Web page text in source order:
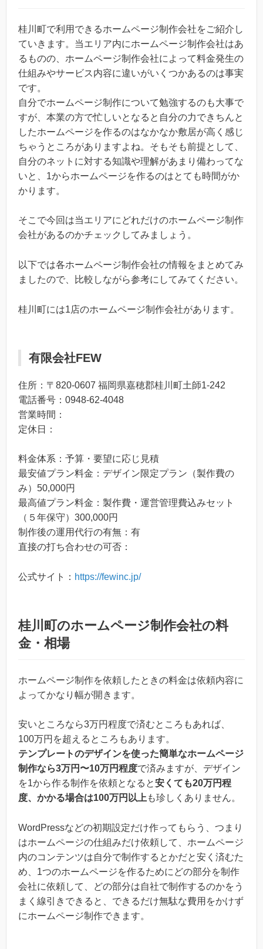
桂川町で利用できるホームページ制作会社をご紹介し
ていきます。当エリア内にホームページ制作会社はあ
るものの、ホームページ制作会社によって料金発生の
仕組みやサービス内容に違いがいくつかあるのは事実
です。
自分でホームページ制作について勉強するのも大事で
すが、本業の方で忙しいとなると自分の力できちんと
したホームページを作るのはなかなか敷居が高く感じ
ちゃうところがありますよね。そもそも前提として、
自分のネットに対する知識や理解があまり備わってな
いと、1からホームページを作るのはとても時間がか
かります。
そこで今回は当エリアにどれだけのホームページ制作
会社があるのかチェックしてみましょう。
以下では各ホームページ制作会社の情報をまとめてみ
ましたので、比較しながら参考にしてみてください。
桂川町には1店のホームページ制作会社があります。
有限会社FEW
住所：〒820-0607 福岡県嘉穂郡桂川町土師1-242
電話番号：0948-62-4048
営業時間：
定休日：
料金体系：予算・要望に応じ見積
最安値プラン料金：デザイン限定プラン（製作費の
み）50,000円
最高値プラン料金：製作費・運営管理費込みセット
（５年保守）300,000円
制作後の運用代行の有無：有
直接の打ち合わせの可否：
公式サイト： https://fewinc.jp/
桂川町のホームページ制作会社の料
金・相場
ホームページ制作を依頼したときの料金は依頼内容に
よってかなり幅が開きます。
安いところなら3万円程度で済むところもあれば、
100万円を超えるところもあります。
テンプレートのデザインを使った簡単なホームページ
制作なら3万円〜10万円程度で済みますが、デザイン
を1から作る制作を依頼となると安くても20万円程
度、かかる場合は100万円以上 も珍しくありません。
WordPressなどの初期設定だけ作ってもらう、つまり
はホームページの仕組みだけ依頼して、ホームページ
内のコンテンツは自分で制作するとかだと安く済むた
め、1つのホームページを作るためにどの部分を制作
会社に依頼して、どの部分は自社で制作するのかをう
まく線引きできると、できるだけ無駄な費用をかけず
にホームページ制作できます。